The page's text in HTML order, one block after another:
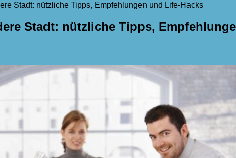
Stadt: nützliche Tipps, Empfehlungen und Life-Hacks
Stadt: nützliche Tipps,